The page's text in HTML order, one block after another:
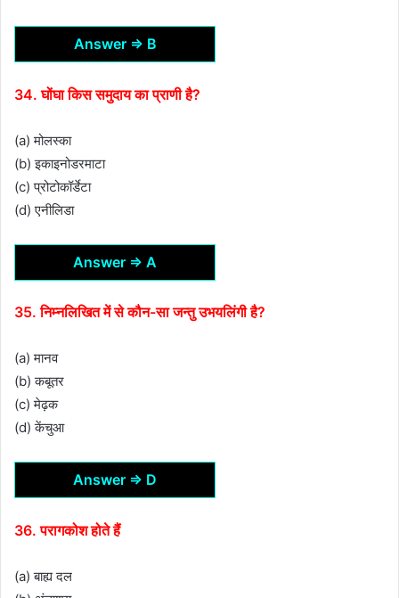
Answer ⇒ B
34. घोंघा किस समुदाय का प्राणी है?
(a) मोलस्का
(b) इकाइनोडरमाटा
(c) प्रोटोकॉर्डेटा
(d) एनीलिडा
Answer ⇒ A
35. निम्नलिखित में से कौन-सा जन्तु उभयलिंगी है?
(a) मानव
(b) कबूतर
(c) मेढ़क
(d) केंचुआ
Answer ⇒ D
36. परागकोश होते हैं
(a) बाह्य दल